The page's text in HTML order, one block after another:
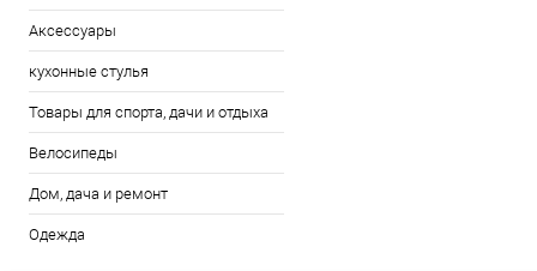
Аксессуары
кухонные стулья
Товары для спорта, дачи и отдыха
Велосипеды
Дом, дача и ремонт
Одежда